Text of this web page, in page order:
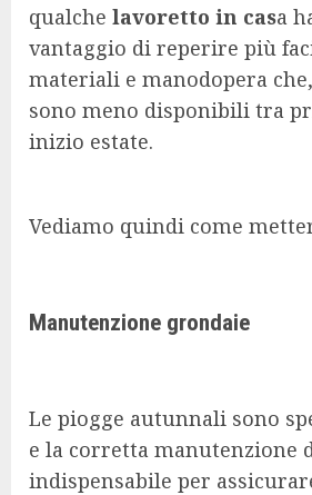
qualche lavoretto in casa
vantaggio di reperire più
materiali e manodopera
sono meno disponibili tra
inizio estate.
Vediamo quindi come
Manutenzione grondaie
Le piogge autunnali sono
e la corretta manutenzione
indispensabile per